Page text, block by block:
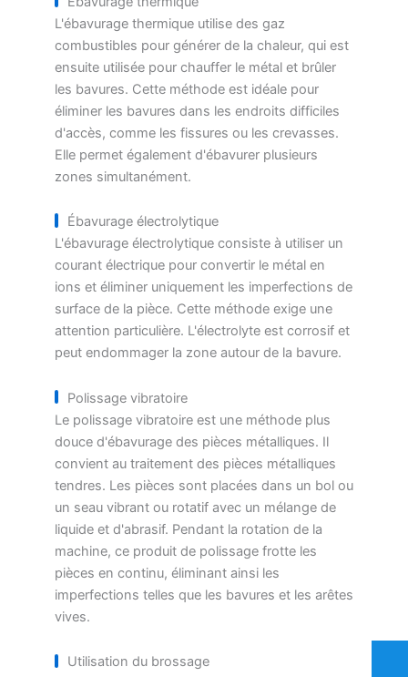
L'ébavurage thermique utilise des gaz
combustibles pour générer de la chaleur, qui est
ensuite utilisée pour chauffer le métal et brûler
les bavures. Cette méthode est idéale pour
éliminer les bavures dans les endroits difficiles
d'accès, comme les fissures ou les crevasses.
Elle permet également d'ébavurer plusieurs
zones simultanément.
Ébavurage électrolytique
L'ébavurage électrolytique consiste à utiliser un
courant électrique pour convertir le métal en
ions et éliminer uniquement les imperfections de
surface de la pièce. Cette méthode exige une
attention particulière. L'électrolyte est corrosif et
peut endommager la zone autour de la bavure.
Polissage vibratoire
Le polissage vibratoire est une méthode plus
douce d'ébavurage des pièces métalliques. Il
convient au traitement des pièces métalliques
tendres. Les pièces sont placées dans un bol ou
un seau vibrant ou rotatif avec un mélange de
liquide et d'abrasif. Pendant la rotation de la
machine, ce produit de polissage frotte les
pièces en continu, éliminant ainsi les
imperfections telles que les bavures et les arêtes
vives.
Utilisation du brossage